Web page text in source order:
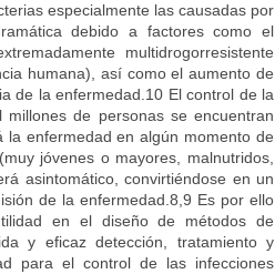
especialmente las causadas por
debido a factores como el
multidrogorresistente
humana), así como el aumento de
de la enfermedad.10 El control de la
de personas se encuentran
enfermedad en algún momento de
jóvenes o mayores, malnutridos,
asintomático, convirtiéndose en un
de la enfermedad.8,9 Es por ello
en el diseño de métodos de
y eficaz detección, tratamiento y
para el control de las infecciones